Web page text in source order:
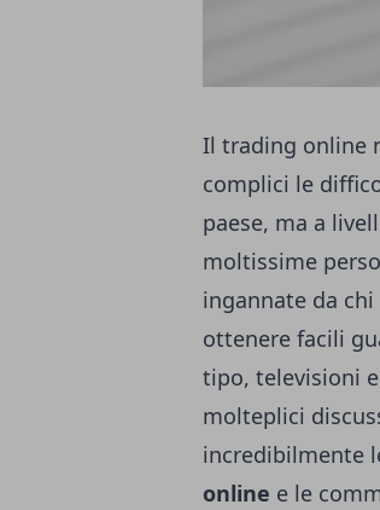
Il trading online
complici le
paese, ma a
moltissime
ingannate da
ottenere facili
tipo, televisioni
molteplici
incredibilmente
online e le